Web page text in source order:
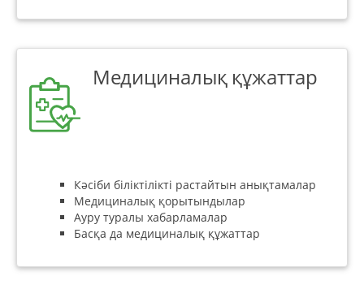
Медициналық құжаттар
Кәсіби біліктілікті растайтын анықтамалар
Медициналық қорытындылар
Ауру туралы хабарламалар
Басқа да медициналық құжаттар